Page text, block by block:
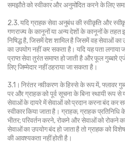
समझौते को स्वीकार और अनुमोदित करने के लिए
2.3. यदि ग्राहक सेवा अनुबंध की स्वीकृति और
गणराज्य के कानूनों या अन्य देशों के कानूनों के तहत
निषिद्ध है, जिसमें देश शामिल है जिसमें वह सेवाओं
का उपयोग नहीं कर सकता है। यदि यह पता लगाया
प्राप्त सेवा तुरंत समाप्त हो जाती है और फूल गुब्बारे
लिए जिम्मेदार नहीं ठहराया जा सकता है।
3.1। निरंतर नवीकरण के हिस्से के रूप में, फ्लावर
पर और ग्राहक को पूर्व सूचना के बिना स्थायी रूप
सेवाओं के दायरे में सेवाओं को प्रदान करना बंद कर
स्वीकार किया जाता है। ग्राहक, ग्राहक
भीतर; परिवर्तन करने, रोकने और सेवाओं को रोकने
सेवाओं का उपयोग बंद हो जाता है तो ग्राहक को
की आवश्यकता नहीं होती है।